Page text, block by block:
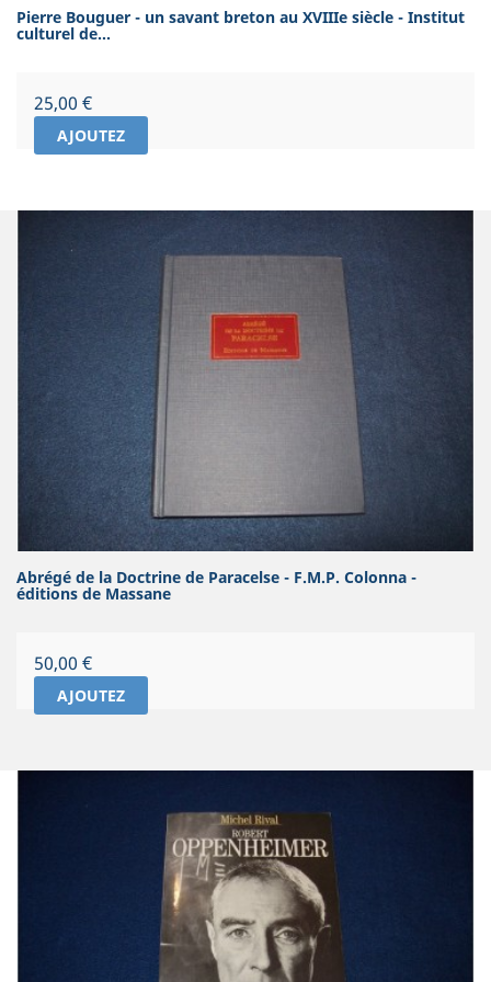
Pierre Bouguer - un savant breton au XVIIIe siècle - Institut
culturel de...
Prix
25,00 €
AJOUTEZ
Abrégé de la Doctrine de Paracelse - F.M.P. Colonna -
éditions de Massane
Prix
50,00 €
AJOUTEZ